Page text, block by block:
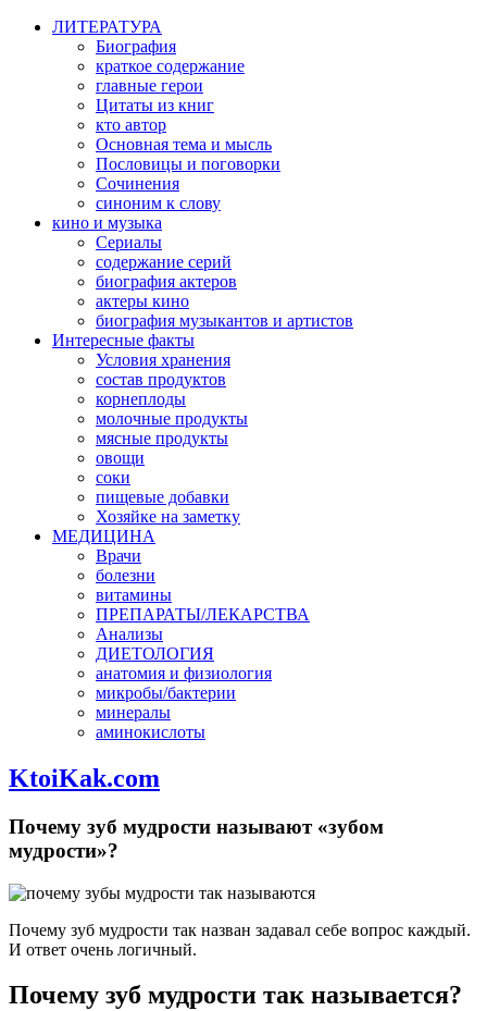
ЛИТЕРАТУРА
Биография
краткое содержание
главные герои
Цитаты из книг
кто автор
Основная тема и мысль
Пословицы и поговорки
Сочинения
синоним к слову
кино и музыка
Сериалы
содержание серий
биография актеров
актеры кино
биография музыкантов и артистов
Интересные факты
Условия хранения
состав продуктов
корнеплоды
молочные продукты
мясные продукты
овощи
соки
пищевые добавки
Хозяйке на заметку
МЕДИЦИНА
Врачи
болезни
витамины
ПРЕПАРАТЫ/ЛЕКАРСТВА
Анализы
ДИЕТОЛОГИЯ
анатомия и физиология
микробы/бактерии
минералы
аминокислоты
KtoiKak.com
Почему зуб мудрости называют «зубом
мудрости»?
Почему зуб мудрости так назван задавал себе вопрос каждый.
И ответ очень логичный.
Почему зуб мудрости так называется?